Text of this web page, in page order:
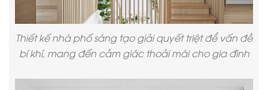
Thiết kế nhà phốsáng tạo giải quyết triệt để vấn đề
bí khí, mang đến cảm giác thoải mái cho gia đình